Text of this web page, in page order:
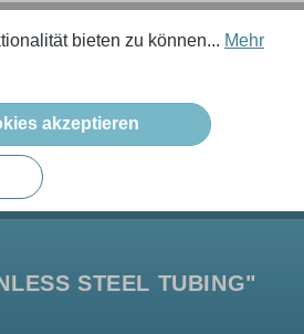
STEEL TUBING"
bieten zu können... Mehr
akzeptieren